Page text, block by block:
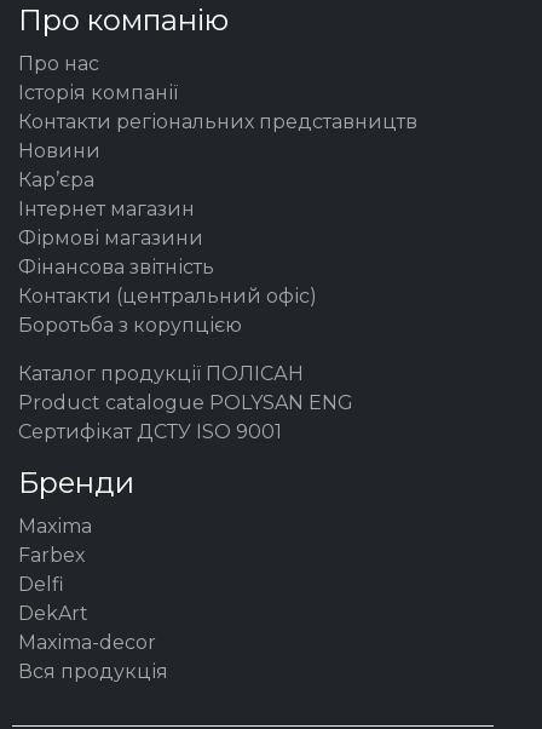
Про компанію
Про нас
Історія компанії
Контакти регіональних представництв
Новини
Кар’єра
Інтернет магазин
Фірмові магазини
Фінансова звітність
Контакти (центральний офіс)
Боротьба з корупцією
Каталог продукції ПОЛІСАН
Product catalogue POLYSAN ENG
Сертифікат ДСТУ ISO 9001
Бренди
Maxima
Farbex
Delfi
DekArt
Maxima-decor
Вся продукція